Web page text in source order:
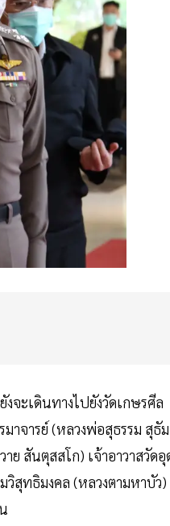
งจะเดินทางไปยังวัดเกษรศีล
าจารย์ (หลวงพ่อสุธรรม สุธัม
ย สันตุสสโก) เจ้าอาวาสวัด
สุทธิมงคล (หลวงตามหาบัว)